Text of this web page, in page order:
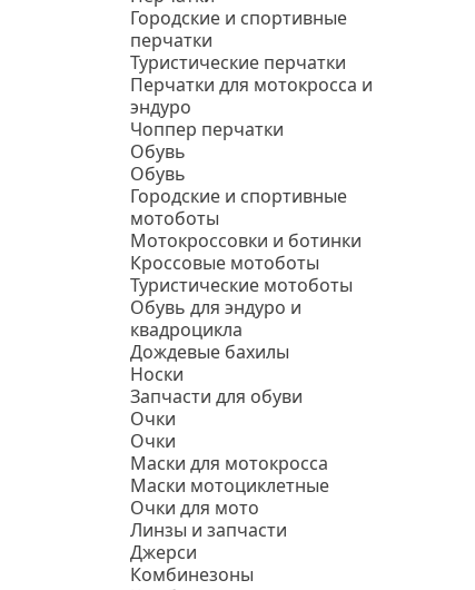
Городские и спортивные
перчатки
Туристические перчатки
Перчатки для мотокросса и
эндуро
Чоппер перчатки
Обувь
Обувь
Городские и спортивные
мотоботы
Мотокроссовки и ботинки
Кроссовые мотоботы
Туристические мотоботы
Обувь для эндуро и
квадроцикла
Дождевые бахилы
Носки
Запчасти для обуви
Очки
Очки
Маски для мотокросса
Маски мотоциклетные
Очки для мото
Линзы и запчасти
Джерси
Комбинезоны